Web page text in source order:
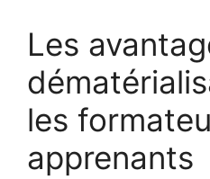
Les
les
apprenants